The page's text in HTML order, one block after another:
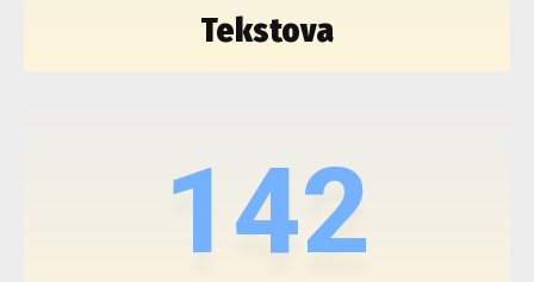
Tekstova
142